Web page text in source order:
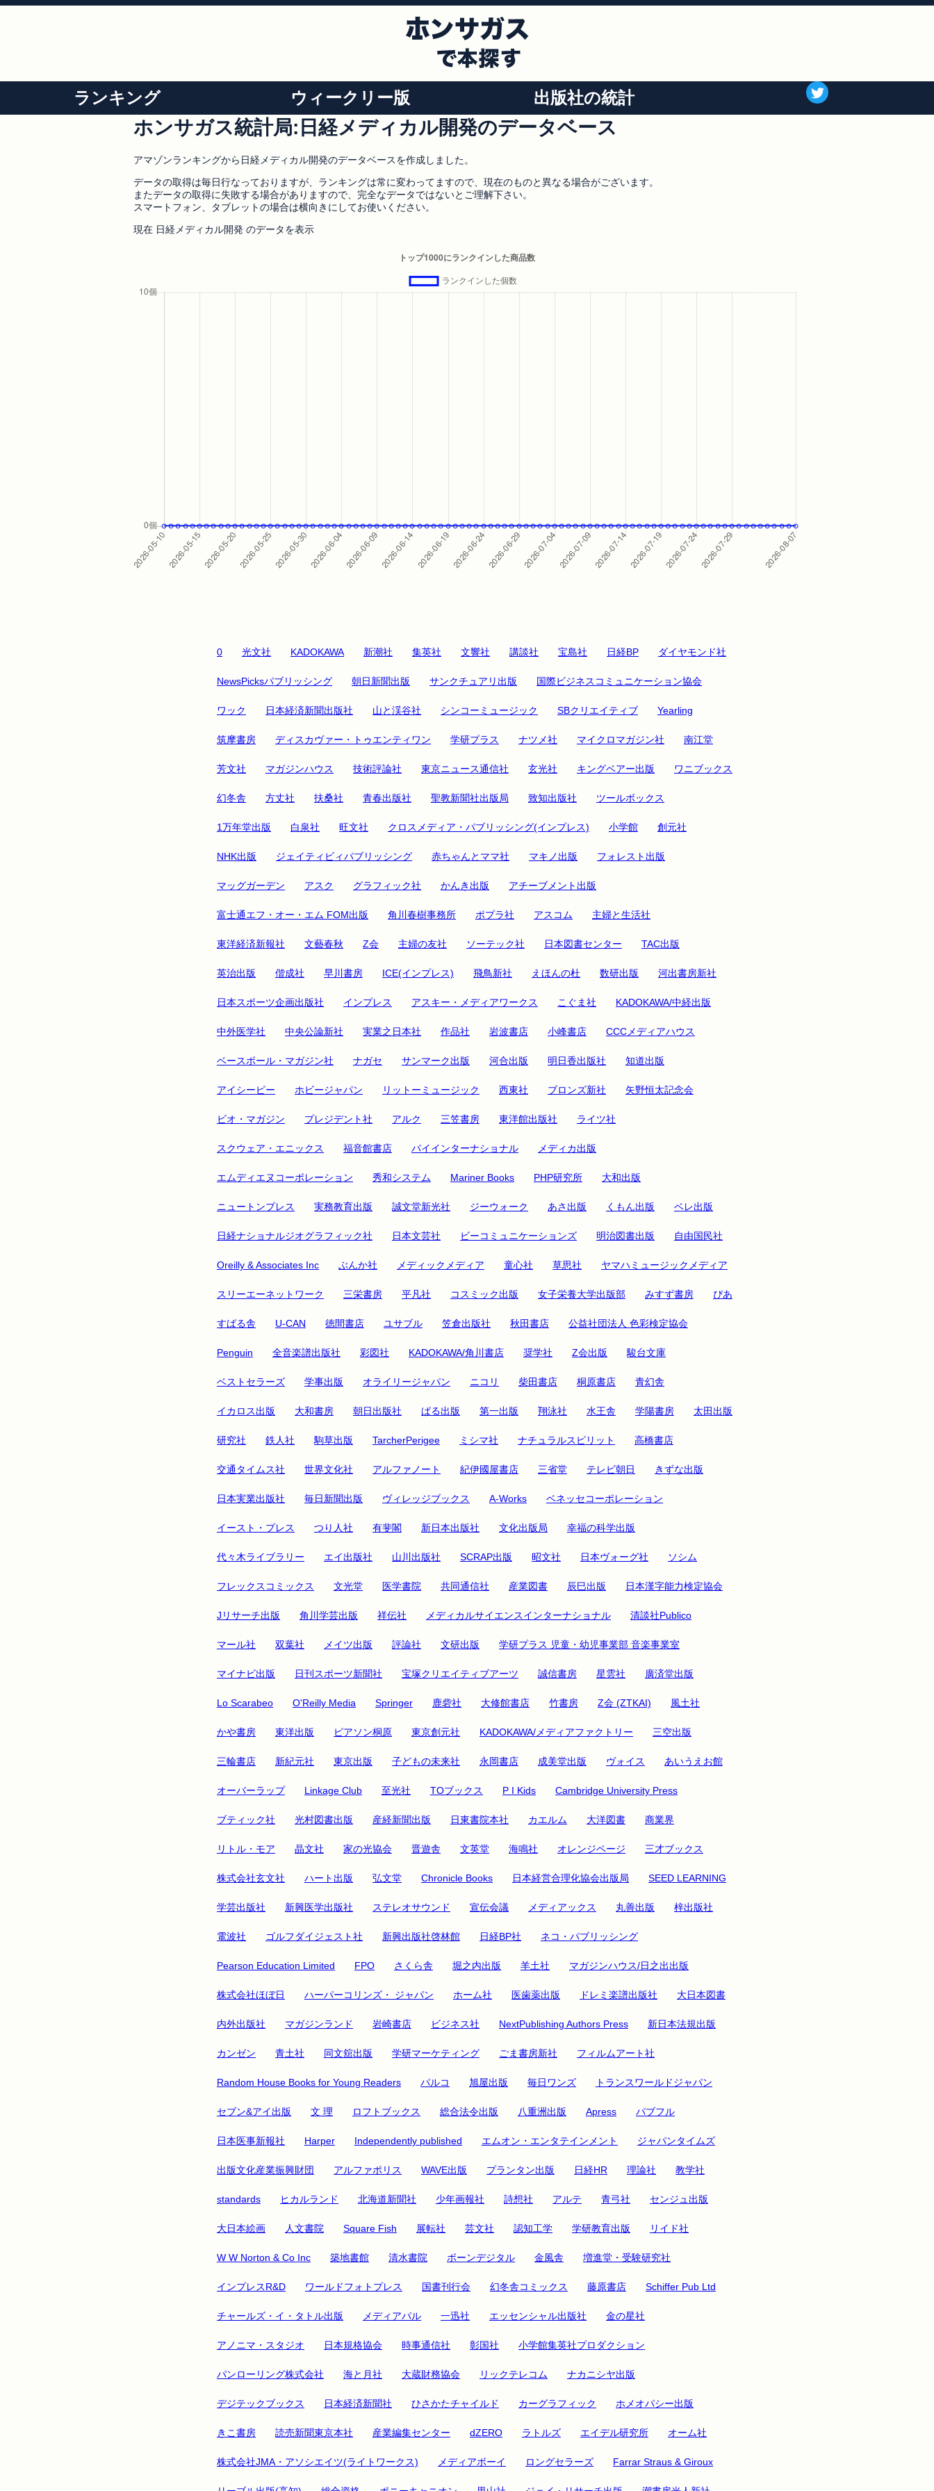
ランキング ウィークリー版 出版社の統計
ホンサガス統計局:日経メディカル開発のデータベース
アマゾンランキングから日経メディカル開発のデータベースを作成しました。
データの取得は毎日行なっておりますが、ランキングは常に変わってますので、現在のものと異なる場合がございます。
またデータの取得に失敗する場合がありますので、完全なデータではないとご理解下さい。
スマートフォン、タブレットの場合は横向きにしてお使いください。
現在 日経メディカル開発 のデータを表示
0 光文社 KADOKAWA 新潮社 集英社 文響社 講談社 宝島社 日経BP ダイヤモンド社
NewsPicksパブリッシング 朝日新聞出版 サンクチュアリ出版 国際ビジネスコミュニケーション協会
ワック 日本経済新聞出版社 山と渓谷社 シンコーミュージック SBクリエイティブ Yearling
筑摩書房 ディスカヴァー・トゥエンティワン 学研プラス ナツメ社 マイクロマガジン社 南江堂
芳文社 マガジンハウス 技術評論社 東京ニュース通信社 玄光社 キングベアー出版 ワニブックス
幻冬舎 方丈社 扶桑社 青春出版社 聖教新聞社出版局 致知出版社 ツールボックス
1万年堂出版 白泉社 旺文社 クロスメディア・パブリッシング(インプレス) 小学館 創元社
NHK出版 ジェイティビィパブリッシング 赤ちゃんとママ社 マキノ出版 フォレスト出版
マッグガーデン アスク グラフィック社 かんき出版 アチーブメント出版
富士通エフ・オー・エム FOM出版 角川春樹事務所 ポプラ社 アスコム 主婦と生活社
東洋経済新報社 文藝春秋 Z会 主婦の友社 ソーテック社 日本図書センター TAC出版
英治出版 偕成社 早川書房 ICE(インプレス) 飛鳥新社 えほんの杜 数研出版 河出書房新社
日本スポーツ企画出版社 インプレス アスキー・メディアワークス こぐま社 KADOKAWA/中経出版
中外医学社 中央公論新社 実業之日本社 作品社 岩波書店 小峰書店 CCCメディアハウス
ベースボール・マガジン社 ナガセ サンマーク出版 河合出版 明日香出版社 知道出版
アイシーピー ホビージャパン リットーミュージック 西東社 ブロンズ新社 矢野恒太記念会
ビオ・マガジン プレジデント社 アルク 三笠書房 東洋館出版社 ライツ社
スクウェア・エニックス 福音館書店 パイインターナショナル メディカ出版
エムディエヌコーポレーション 秀和システム Mariner Books PHP研究所 大和出版
ニュートンプレス 実務教育出版 誠文堂新光社 ジーウォーク あさ出版 くもん出版 ベレ出版
日経ナショナルジオグラフィック社 日本文芸社 ビーコミュニケーションズ 明治図書出版 自由国民社
Oreilly & Associates Inc ぶんか社 メディックメディア 童心社 草思社 ヤマハミュージックメディア
スリーエーネットワーク 三栄書房 平凡社 コスミック出版 女子栄養大学出版部 みすず書房 ぴあ
すばる舎 U-CAN 徳間書店 ユサブル 笠倉出版社 秋田書店 公益社団法人 色彩検定協会
Penguin 全音楽譜出版社 彩図社 KADOKAWA/角川書店 奨学社 Z会出版 駿台文庫
ベストセラーズ 学事出版 オライリージャパン ニコリ 柴田書店 桐原書店 青幻舎
イカロス出版 大和書房 朝日出版社 ぱる出版 第一出版 翔泳社 水王舎 学陽書房 太田出版
研究社 鉄人社 駒草出版 TarcherPerigee ミシマ社 ナチュラルスピリット 高橋書店
交通タイムス社 世界文化社 アルファノート 紀伊國屋書店 三省堂 テレビ朝日 きずな出版
日本実業出版社 毎日新聞出版 ヴィレッジブックス A-Works ベネッセコーポレーション
イースト・プレス つり人社 有斐閣 新日本出版社 文化出版局 幸福の科学出版
代々木ライブラリー エイ出版社 山川出版社 SCRAP出版 昭文社 日本ヴォーグ社 ソシム
フレックスコミックス 文光堂 医学書院 共同通信社 産業図書 辰巳出版 日本漢字能力検定協会
Jリサーチ出版 角川学芸出版 祥伝社 メディカルサイエンスインターナショナル 清談社Publico
マール社 双葉社 メイツ出版 評論社 文研出版 学研プラス 児童・幼児事業部 音楽事業室
マイナビ出版 日刊スポーツ新聞社 宝塚クリエイティブアーツ 誠信書房 星雲社 廣済堂出版
Lo Scarabeo O'Reilly Media Springer 鹿砦社 大修館書店 竹書房 Z会 (ZTKAI) 風土社
かや書房 東洋出版 ピアソン桐原 東京創元社 KADOKAWA/メディアファクトリー 三空出版
三輪書店 新紀元社 東京出版 子どもの未来社 永岡書店 成美堂出版 ヴォイス あいうえお館
オーバーラップ Linkage Club 至光社 TOブックス P I Kids Cambridge University Press
ブティック社 光村図書出版 産経新聞出版 日東書院本社 カエルム 大洋図書 商業界
リトル・モア 晶文社 家の光協会 晋遊舎 文英堂 海鳴社 オレンジページ 三才ブックス
株式会社玄文社 ハート出版 弘文堂 Chronicle Books 日本経営合理化協会出版局 SEED LEARNING
学芸出版社 新興医学出版社 ステレオサウンド 宣伝会議 メディアックス 丸善出版 梓出版社
電波社 ゴルフダイジェスト社 新興出版社啓林館 日経BP社 ネコ・パブリッシング
Pearson Education Limited FPO さくら舎 堀之内出版 羊土社 マガジンハウス/日之出出版
株式会社ほぼ日 ハーパーコリンズ・ ジャパン ホーム社 医歯薬出版 ドレミ楽譜出版社 大日本図書
内外出版社 マガジンランド 岩崎書店 ビジネス社 NextPublishing Authors Press 新日本法規出版
カンゼン 青土社 同文舘出版 学研マーケティング ごま書房新社 フィルムアート社
Random House Books for Young Readers パルコ 旭屋出版 毎日ワンズ トランスワールドジャパン
セブン&アイ出版 文 理 ロフトブックス 総合法令出版 八重洲出版 Apress パブフル
日本医事新報社 Harper Independently published エムオン・エンタテインメント ジャパンタイムズ
出版文化産業振興財団 アルファポリス WAVE出版 プランタン出版 日経HR 理論社 教学社
standards ヒカルランド 北海道新聞社 少年画報社 詩想社 アルテ 青弓社 センジュ出版
大日本絵画 人文書院 Square Fish 展転社 芸文社 認知工学 学研教育出版 リイド社
W W Norton & Co Inc 築地書館 清水書院 ボーンデジタル 金風舎 増進堂・受験研究社
インプレスR&D ワールドフォトプレス 国書刊行会 幻冬舎コミックス 藤原書店 Schiffer Pub Ltd
チャールズ・イ・タトル出版 メディアパル 一迅社 エッセンシャル出版社 金の星社
アノニマ・スタジオ 日本規格協会 時事通信社 彰国社 小学館集英社プロダクション
パンローリング株式会社 海と月社 大蔵財務協会 リックテレコム ナカニシヤ出版
デジテックブックス 日本経済新聞社 ひさかたチャイルド カーグラフィック ホメオパシー出版
きこ書房 読売新聞東京本社 産業編集センター dZERO ラトルズ エイデル研究所 オーム社
株式会社JMA・アソシエイツ(ライトワークス) メディアボーイ ロングセラーズ Farrar Straus & Giroux